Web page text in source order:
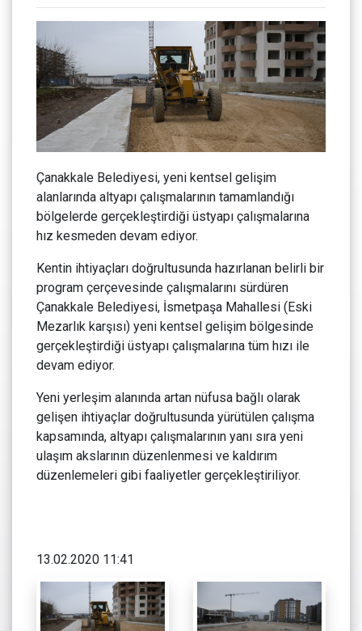
Çanakkale Belediyesi, yeni kentsel gelişim
alanlarında altyapı çalışmalarının tamamlandığı
bölgelerde gerçekleştirdiği üstyapı çalışmalarına
hız kesmeden devam ediyor.
Kentin ihtiyaçları doğrultusunda hazırlanan belirli bir
program çerçevesinde çalışmalarını sürdüren
Çanakkale Belediyesi, İsmetpaşa Mahallesi (Eski
Mezarlık karşısı) yeni kentsel gelişim bölgesinde
gerçekleştirdiği üstyapı çalışmalarına tüm hızı ile
devam ediyor.
Yeni yerleşim alanında artan nüfusa bağlı olarak
gelişen ihtiyaçlar doğrultusunda yürütülen çalışma
kapsamında, altyapı çalışmalarının yanı sıra yeni
ulaşım akslarının düzenlenmesi ve kaldırım
düzenlemeleri gibi faaliyetler gerçekleştiriliyor.
13.02.2020 11:41